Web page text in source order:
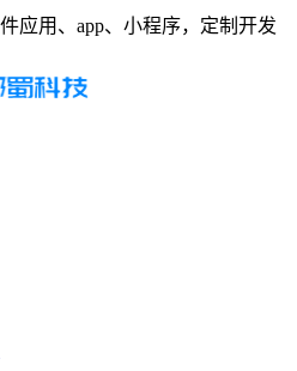
应用、app、小程序，定制开发